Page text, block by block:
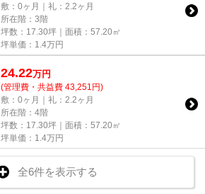
敷：0ヶ月｜礼：2.2ヶ月
所在階：3階
坪数：17.30坪｜面積：57.20㎡
坪単価： 1.4万円
24.22万円
(管理費・共益費 43,251円)
敷：0ヶ月｜礼：2.2ヶ月
所在階：4階
坪数：17.30坪｜面積：57.20㎡
坪単価： 1.4万円
全6件を表示する